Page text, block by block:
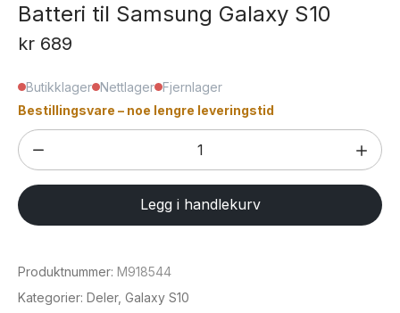
Batteri til Samsung Galaxy S10
kr 689
Butikklager Nettlager Fjernlager
Bestillingsvare – noe lengre leveringstid
Batteri
til
Samsung
Galaxy
antall
Legg i handlekurv
Produktnummer: M918544
Kategorier: Deler, Galaxy S10